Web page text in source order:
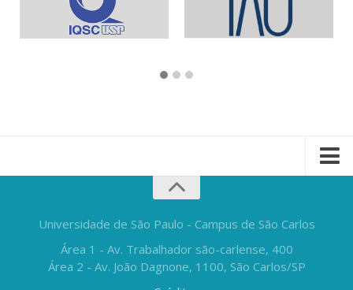
Universidade de São Paulo - Campus de São Carlos
Área 1 - Av. Trabalhador são-carlense, 400
Área 2 - Av. João Dagnone, 1100, São Carlos/SP